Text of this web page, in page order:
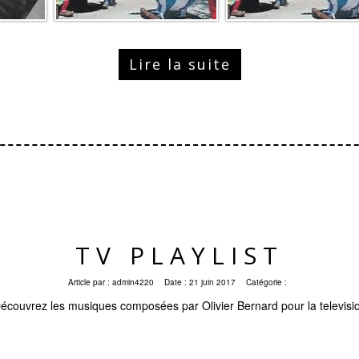
Lire la suite
TV PLAYLIST
Article par : admin4220 Date : 21 juin 2017 Catégorie :
les musiques composées par Olivier Bernard pour la